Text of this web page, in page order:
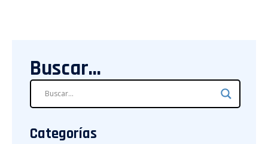
Buscar...
Categorías